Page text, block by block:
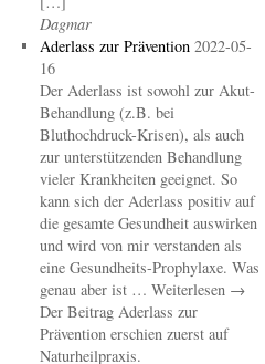
Dagmar
Aderlass zur Prävention 2022-05-
16
Der Aderlass ist sowohl zur Akut-
Behandlung (z.B. bei
Bluthochdruck-Krisen), als auch
zur unterstützenden Behandlung
vieler Krankheiten geeignet. So
kann sich der Aderlass positiv auf
die gesamte Gesundheit auswirken
und wird von mir verstanden als
eine Gesundheits-Prophylaxe. Was
genau aber ist … Weiterlesen →
Der Beitrag Aderlass zur
Prävention erschien zuerst auf
Naturheilpraxis.